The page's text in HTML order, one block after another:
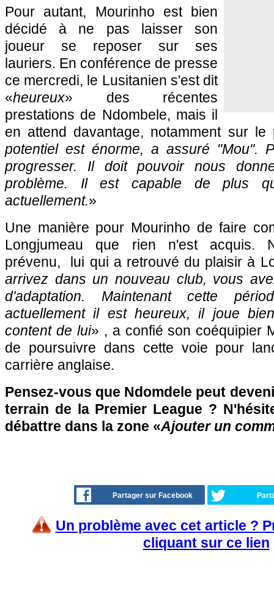
Pour autant, Mourinho est bien
décidé à ne pas laisser son
joueur se reposer sur ses
lauriers. En conférence de presse
ce mercredi, le Lusitanien s'est dit
«heureux» des récentes
prestations de Ndombele, mais il
en attend davantage, notamment sur le
potentiel est énorme, a assuré "Mou".
progresser. Il doit pouvoir nous
problème. Il est capable de plus
actuellement.»
Une manière pour Mourinho de faire
Longjumeau que rien n'est acquis.
prévenu, lui qui a retrouvé du plaisir à
arrivez dans un nouveau club, vous
d'adaptation. Maintenant cette
actuellement il est heureux, il joue
content de lui» , a confié son coéquipier
de poursuivre dans cette voie pour
carrière anglaise.
Pensez-vous que Ndomdele peut
terrain de la Premier League ?
débattre dans la zone «Ajouter un
Partager sur Facebook
Un problème avec cet article ?
cliquant sur ce lien